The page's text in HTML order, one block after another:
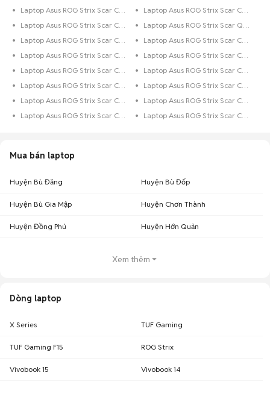
Laptop Asus ROG Strix Scar Core i5 250 GB
Laptop Asus ROG Strix Scar Core i7 512 GB
Laptop Asus ROG Strix Scar Core i9 Trên 1 TB
Laptop Asus ROG Strix Scar Quark 1 TB
Laptop Asus ROG Strix Scar Core i3 1 TB
Laptop Asus ROG Strix Scar Core i7 250 GB
Laptop Asus ROG Strix Scar Core i7
Laptop Asus ROG Strix Scar Core i7 500 GB
Laptop Asus ROG Strix Scar Core i5 Trên 1 TB
Laptop Asus ROG Strix Scar Core i5 256 GB
Laptop Asus ROG Strix Scar Core i5 500 GB
Laptop Asus ROG Strix Scar Core i5 128 GB
Laptop Asus ROG Strix Scar Core i7 128 GB
Laptop Asus ROG Strix Scar Core i5 Dưới 128 GB
Laptop Asus ROG Strix Scar Core i7 Trên 1 TB
Laptop Asus ROG Strix Scar Core i7 Dưới 128 GB
Mua bán laptop
Huyện Bù Đăng Huyện Bù Đốp
Huyện Bù Gia Mập Huyện Chơn Thành
Huyện Đồng Phú Huyện Hớn Quản
Xem thêm
Dòng laptop
X Series TUF Gaming
TUF Gaming F15 ROG Strix
Vivobook 15 Vivobook 14